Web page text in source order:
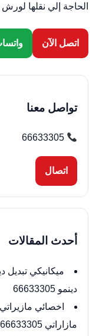
الحاجة إلي نقلها
اتصل الآن
تواصل معنا
66633305
اتصال
أحدث المقالات
ميكانيكي تبديل
دينمو 66633305
اخصائي
مازاراتي 66633305